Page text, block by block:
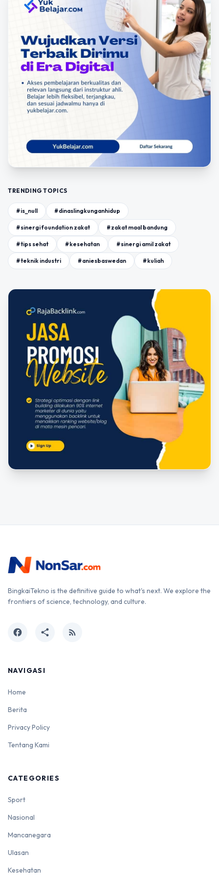
TRENDING TOPICS
#is_null #dinaslingkunganhidup
#sinergi foundation zakat #zakat maal bandung
#tips sehat #kesehatan #sinergi amil zakat
#teknik industri #aniesbaswedan #kuliah
BingkaiTekno is the definitive guide to what's next. We explore the
frontiers of science, technology, and culture.
facebook share rss_feed
NAVIGASI
Home
Berita
Privacy Policy
Tentang Kami
CATEGORIES
Sport
Nasional
Mancanegara
Ulasan
Kesehatan